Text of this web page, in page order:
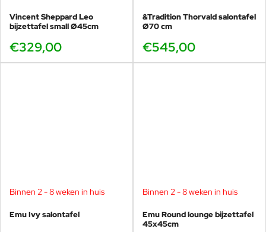
Vincent Sheppard Leo
bijzettafel small Ø45cm
€329,00
&Tradition Thorvald salontafel
Ø70 cm
€545,00
Binnen 2 - 8 weken in huis
Emu Ivy salontafel
Binnen 2 - 8 weken in huis
Emu Round lounge bijzettafel
45x45cm